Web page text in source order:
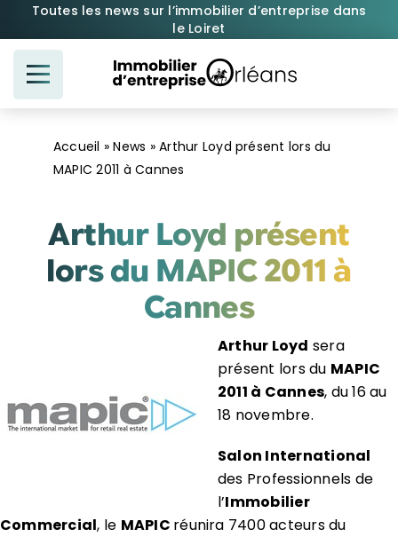
Passer
contenu
Toutes les news sur l’immobilier d’entreprise dans
le Loiret
Accueil »News »Arthur Loyd présent lors du
MAPIC 2011 à Cannes
Arthur Loyd présent
lors du MAPIC 2011 à
Cannes
Arthur Loyd sera
présent lors du MAPIC
2011 à Cannes, du 16 au
18 novembre.
Salon International
des Professionnels de
l’Immobilier
Commercial, le MAPIC réunira 7400 acteurs du